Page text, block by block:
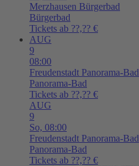
Merzhausen Bürgerbad
Bürgerbad
Tickets ab ??,?? €
AUG
9
08:00
Freudenstadt Panorama-Bad
Panorama-Bad
Tickets ab ??,?? €
AUG
9
So, 08:00
Freudenstadt Panorama-Bad
Panorama-Bad
Tickets ab ??,?? €